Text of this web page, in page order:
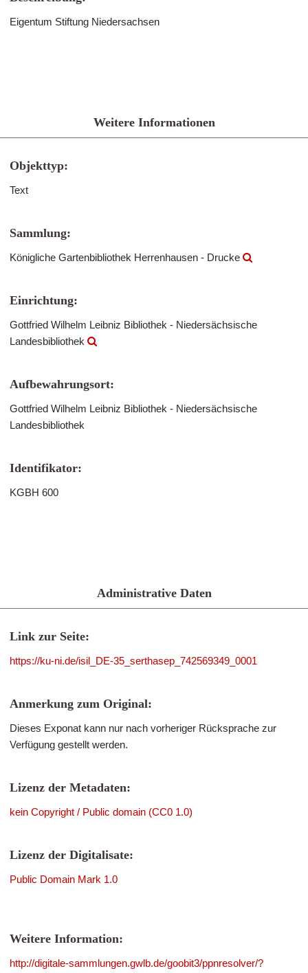
Eigentum Stiftung Niedersachsen
Weitere Informationen
Objekttyp:
Text
Sammlung:
Königliche Gartenbibliothek Herrenhausen - Drucke
Einrichtung:
Gottfried Wilhelm Leibniz Bibliothek - Niedersächsische
Landesbibliothek
Aufbewahrungsort:
Gottfried Wilhelm Leibniz Bibliothek - Niedersächsische
Landesbibliothek
Identifikator:
KGBH 600
Administrative Daten
Link zur Seite:
https://ku-ni.de/isil_DE-35_serthasep_742569349_0001
Anmerkung zum Original:
Dieses Exponat kann nur nach vorheriger Rücksprache zur
Verfügung gestellt werden.
Lizenz der Metadaten:
kein Copyright / Public domain (CC0 1.0)
Lizenz der Digitalisate:
Public Domain Mark 1.0
Weitere Information:
http://digitale-sammlungen.gwlb.de/goobit3/ppnresolver/?